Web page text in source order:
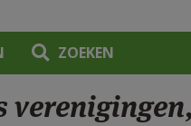
ZOEKEN